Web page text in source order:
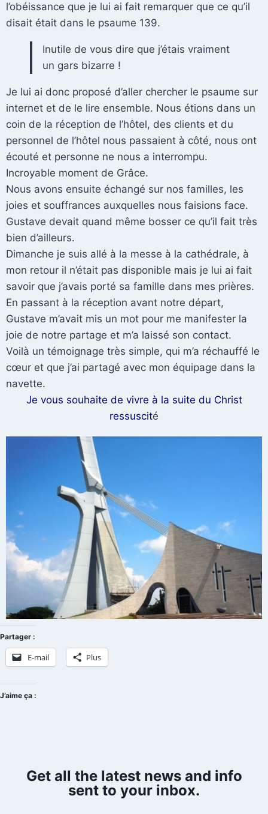
l’obéissance que je lui ai fait remarquer que ce qu’il
disait était dans le psaume 139.
Inutile de vous dire que j’étais vraiment
un gars bizarre !
Je lui ai donc proposé d’aller chercher le psaume sur
internet et de le lire ensemble. Nous étions dans un
coin de la réception de l’hôtel, des clients et du
personnel de l’hôtel nous passaient à côté, nous ont
écouté et personne ne nous a interrompu.
Incroyable moment de Grâce.
Nous avons ensuite échangé sur nos familles, les
joies et souffrances auxquelles nous faisions face.
Gustave devait quand même bosser ce qu’il fait très
bien d’ailleurs.
Dimanche je suis allé à la messe à la cathédrale, à
mon retour il n’était pas disponible mais je lui ai fait
savoir que j’avais porté sa famille dans mes prières.
En passant à la réception avant notre départ,
Gustave m’avait mis un mot pour me manifester la
joie de notre partage et m’a laissé son contact.
Voilà un témoignage très simple, qui m’a réchauffé le
cœur et que j’ai partagé avec mon équipage dans la
navette.
Je vous souhaite de vivre à la suite du Christ
ressuscité
Partager :
E-mail Plus
J’aime ça :
Get all the latest news and info
sent to your inbox.